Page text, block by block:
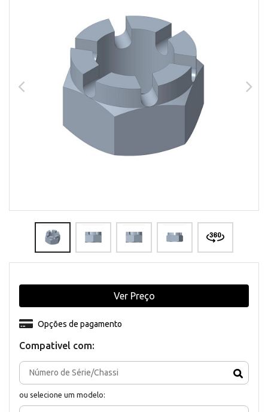
Compativel com:
ou selecione um modelo:
Opções de pagamento
Ver Preço